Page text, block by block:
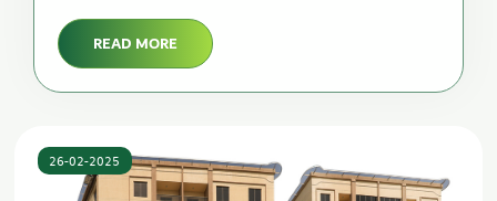
READ MORE
26-02-2025